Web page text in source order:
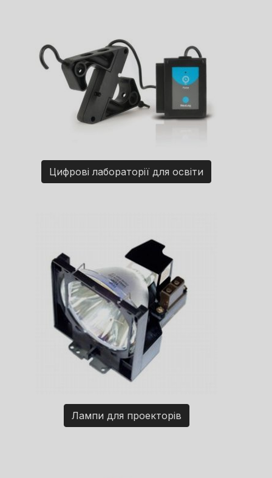
Цифрові лабораторії для освіти
Лампи для проекторів